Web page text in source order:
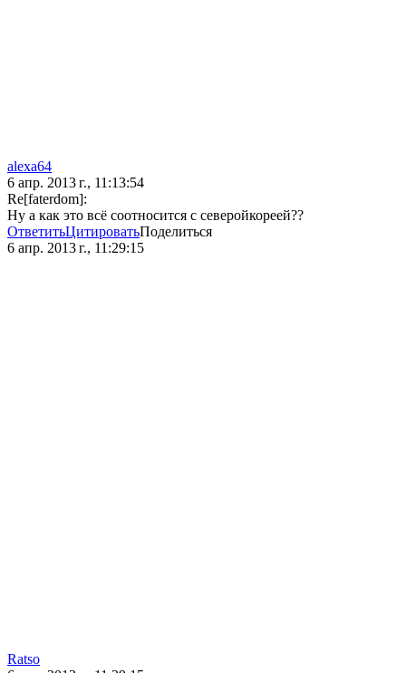
alexa64
6 апр. 2013 г., 11:13:54
Re[faterdom]:
Ну а как это всё соотносится с северойкореей??
ОтветитьЦитироватьПоделиться
6 апр. 2013 г., 11:29:15
Ratso